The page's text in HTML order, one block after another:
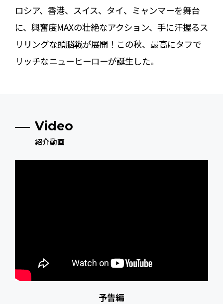
ロシア、香港、スイス、タイ、ミャンマーを舞台
に、興奮度MAXの壮絶なアクション、手に汗握るス
リリングな頭脳戦が展開！この秋、最高にタフで
リッチなニューヒーローが誕生した。
Video
紹介動画
予告編